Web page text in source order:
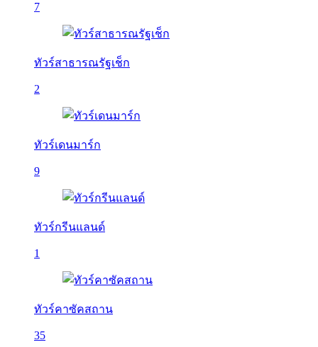
7
ทัวร์สาธารณรัฐเช็ก
2
ทัวร์เดนมาร์ก
9
ทัวร์กรีนแลนด์
1
ทัวร์คาซัคสถาน
35